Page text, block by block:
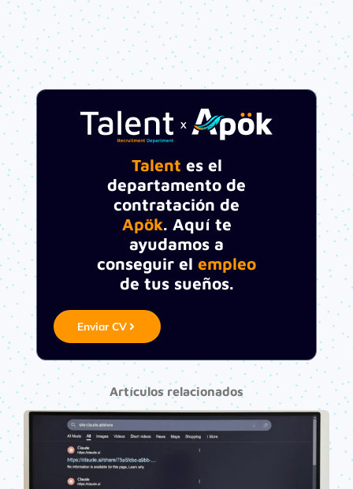
Talent es el
departamento de
contratación de
Apök. Aquí te
ayudamos a
conseguir el empleo
de tus sueños.
Enviar CV
Artículos relacionados